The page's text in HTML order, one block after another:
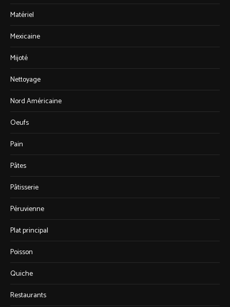
Matériel
Mexicaine
Mijoté
Nettoyage
Nord Américaine
Oeufs
Pain
Pâtes
Pâtisserie
Péruvienne
Plat principal
Poisson
Quiche
Restaurants